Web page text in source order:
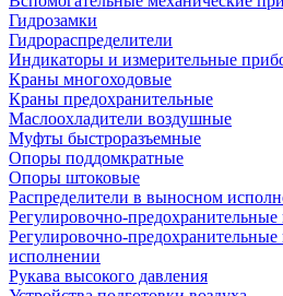
Гидрозамки
Гидрораспределители
Индикаторы и измерительные
Краны многоходовые
Краны предохранительные
Маслоохладители воздушные
Муфты быстроразъемные
Опоры поддомкратные
Опоры штоковые
Распределители в выносном
Регулировочно-
Регулировочно-
исполнении
Рукава высокого давления